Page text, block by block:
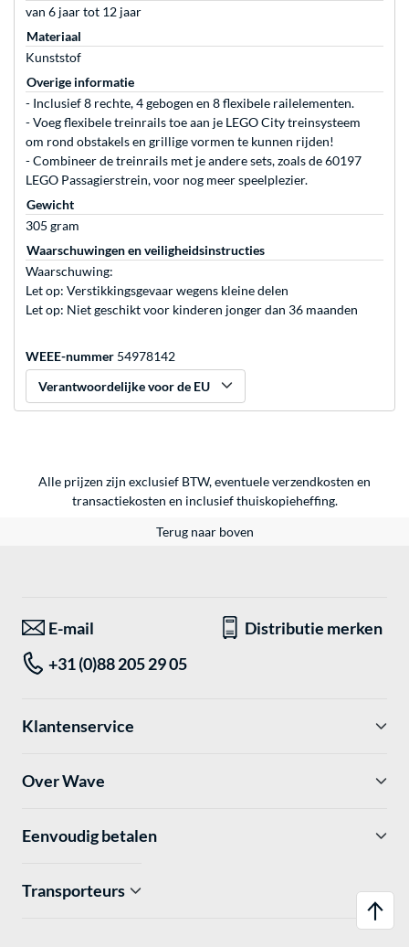
van 6 jaar tot 12 jaar
Materiaal
Kunststof
Overige informatie
- Inclusief 8 rechte, 4 gebogen en 8 flexibele railelementen.
- Voeg flexibele treinrails toe aan je LEGO City treinsysteem
om rond obstakels en grillige vormen te kunnen rijden!
- Combineer de treinrails met je andere sets, zoals de 60197
LEGO Passagierstrein, voor nog meer speelplezier.
Gewicht
305 gram
Waarschuwingen en veiligheidsinstructies
Waarschuwing:
Let op: Verstikkingsgevaar wegens kleine delen
Let op: Niet geschikt voor kinderen jonger dan 36 maanden
WEEE-nummer 54978142
Verantwoordelijke voor de EU
Alle prijzen zijn exclusief BTW, eventuele verzendkosten en
transactiekosten en inclusief thuiskopieheffing.
Terug naar boven
E-mail
Distributie merken
+31 (0)88 205 29 05
Klantenservice
Over Wave
Eenvoudig betalen
Transporteurs